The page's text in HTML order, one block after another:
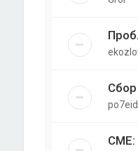
Сбор
CME: